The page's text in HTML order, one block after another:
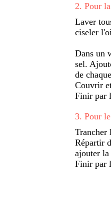
2. Pour
Laver
ciseler
Dans un
sel.
de
Couvrir
Finir par
3. Pour
Trancher
Répartir
ajouter
Finir par